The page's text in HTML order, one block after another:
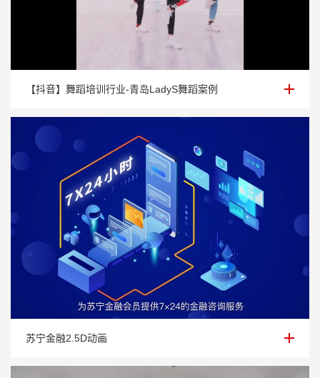
【抖音】舞蹈培训行业-青岛LadyS舞蹈案例
【抖音】舞蹈培训行业-青岛LadyS舞蹈案例
苏宁金融2.5D动画
苏宁金融2.5D动画